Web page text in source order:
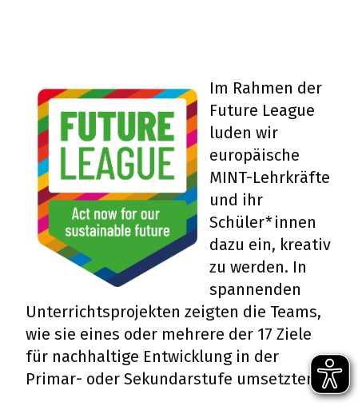
Im Rahmen der
Future League
luden wir
europäische
MINT-Lehrkräfte
und ihr
Schüler*innen
dazu ein, kreativ
zu werden. In
spannenden
Unterrichtsprojekten zeigten die Teams,
wie sie eines oder mehrere der 17 Ziele
für nachhaltige Entwicklung in der
Primar- oder Sekundarstufe umsetzten.